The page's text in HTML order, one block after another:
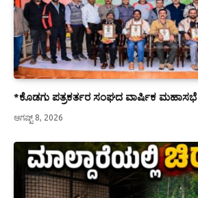
*ಕೊಡಗು ಪತ್ರಕರ್ತರ ಸಂಘದ ವಾರ್ಷಿಕ ಮಹಾಸಭೆ
ಆಗಷ್ಟ್ 8, 2026